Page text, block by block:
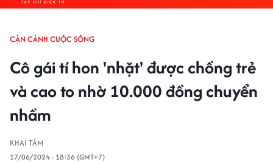
CẬN CẢNH CUỘC SỐNG
Cô gái tí hon 'nhặt' được chồng trẻ
và cao to nhờ 10.000 đồng chuyển
nhầm
KHAI TÂM
17/06/2024 - 18:36 (GMT+7)